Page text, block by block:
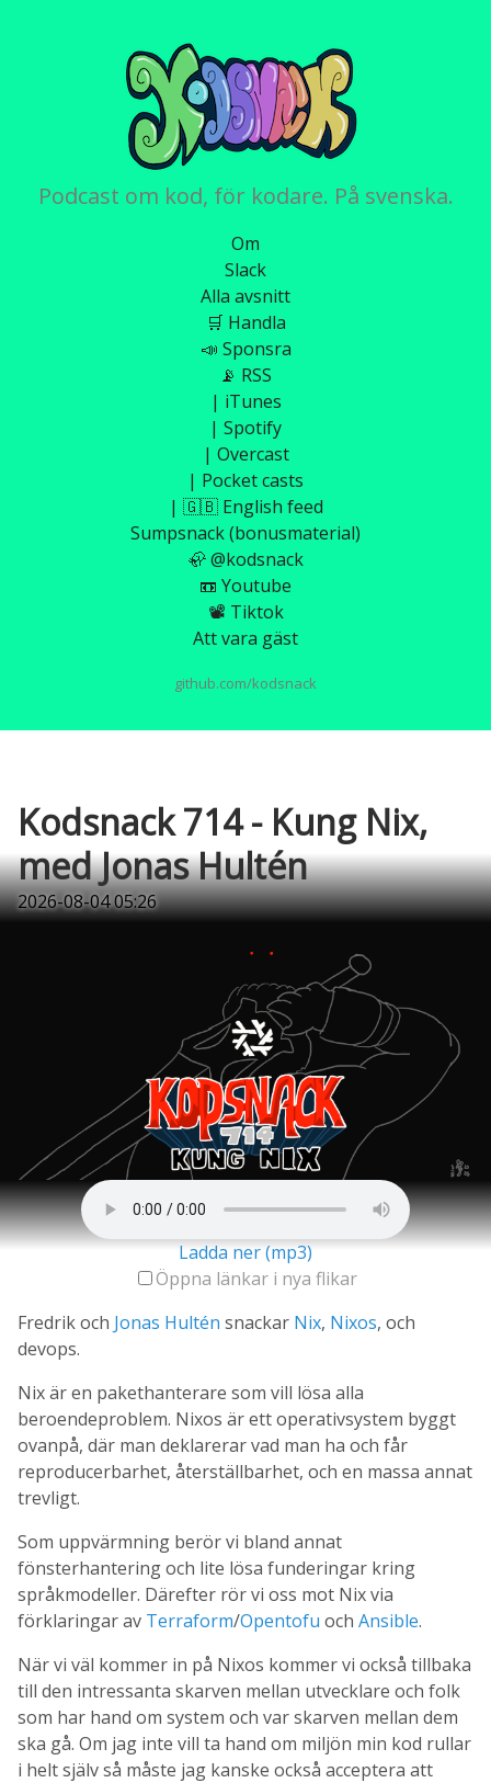
Podcast om kod, för kodare. På svenska.
Om
Slack
Alla avsnitt
🛒 Handla
📣 Sponsra
📡 RSS
| iTunes
| Spotify
| Overcast
| Pocket casts
| 🇬🇧 English feed
Sumpsnack (bonusmaterial)
🦣 @kodsnack
📼 Youtube
📽️ Tiktok
Att vara gäst
github.com/kodsnack
Kodsnack 714 - Kung Nix,
med Jonas Hultén
2026-08-04 05:26
Ladda ner (mp3)
Öppna länkar i nya flikar
Fredrik och Jonas Hultén snackar Nix, Nixos, och
devops.
Nix är en pakethanterare som vill lösa alla
beroendeproblem. Nixos är ett operativsystem byggt
ovanpå, där man deklarerar vad man ha och får
reproducerbarhet, återställbarhet, och en massa annat
trevligt.
Som uppvärmning berör vi bland annat
fönsterhantering och lite lösa funderingar kring
språkmodeller. Därefter rör vi oss mot Nix via
förklaringar av Terraform/Opentofu och Ansible.
När vi väl kommer in på Nixos kommer vi också tillbaka
till den intressanta skarven mellan utvecklare och folk
som har hand om system och var skarven mellan dem
ska gå. Om jag inte vill ta hand om miljön min kod rullar
i helt själv så måste jag kanske också acceptera att